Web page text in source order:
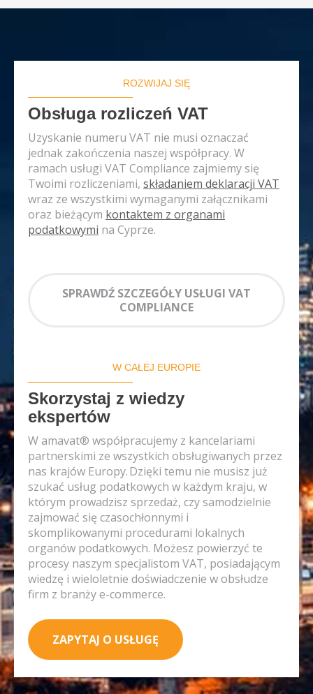
ROZWIJAJ SIĘ
Obsługa rozliczeń VAT
Uzyskanie numeru VAT nie musi oznaczać
jednak zakończenia naszej współpracy. W
ramach usługi VAT Compliance zajmiemy się
Twoimi rozliczeniami, składaniem deklaracji VAT
wraz ze wszystkimi wymaganymi załącznikami
oraz bieżącym kontaktem z organami
podatkowymi na Cyprze.
SPRAWDŹ SZCZEGÓŁY USŁUGI VAT
COMPLIANCE
W CAŁEJ EUROPIE
Skorzystaj z wiedzy
ekspertów
W amavat® współpracujemy z kancelariami
partnerskimi ze wszystkich obsługiwanych przez
nas krajów Europy. Dzięki temu nie musisz już
szukać usług podatkowych w każdym kraju, w
którym prowadzisz sprzedaż, czy samodzielnie
zajmować się czasochłonnymi i
skomplikowanymi procedurami lokalnych
organów podatkowych. Możesz powierzyć te
procesy naszym specjalistom VAT, posiadającym
wiedzę i wieloletnie doświadczenie w obsłudze
firm z branży e-commerce.
ZAPYTAJ O USŁUGĘ